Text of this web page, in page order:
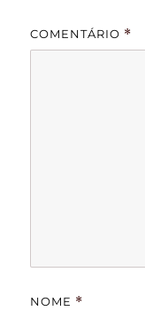
COMENTÁRIO *
NOME *